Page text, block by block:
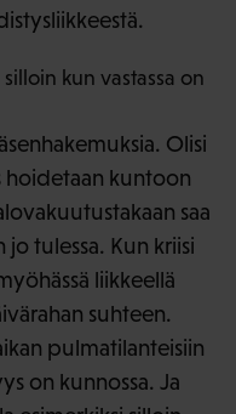
kun vastassa on
Olisi
hoidetaan kuntoon
saa
tulessa. Kun kriisi
liikkeellä
suhteen.
pulmatilanteisiin
on kunnossa. Ja